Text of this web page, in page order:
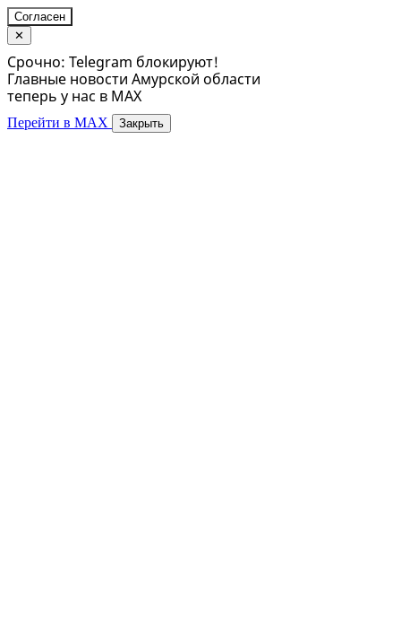
Согласен
✕
Срочно: Telegram блокируют!
Главные новости Амурской области
теперь у нас в MAX
Перейти в MAX Закрыть